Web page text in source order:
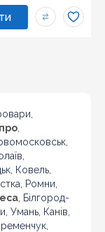
Ковель,
Ромни,
, Білгород-
Умань, Канів,